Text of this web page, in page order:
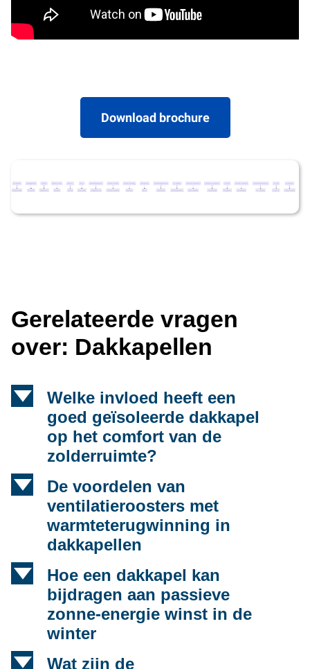
Download brochure
Gerelateerde vragen
over: Dakkapellen
d
Welke invloed heeft een
goed geïsoleerde dakkapel
op het comfort van de
zolderruimte?
d
De voordelen van
ventilatieroosters met
warmteterugwinning in
dakkapellen
d
Hoe een dakkapel kan
bijdragen aan passieve
zonne-energie winst in de
winter
d Wat zijn de